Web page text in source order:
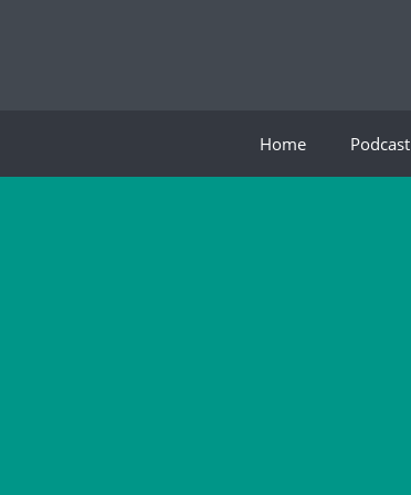
Home Podcast